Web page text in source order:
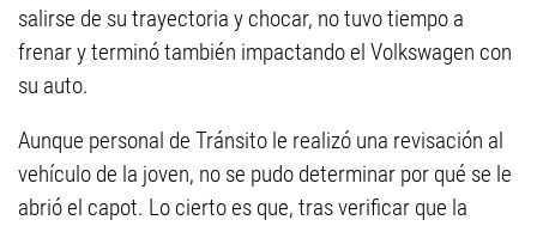
salirse de su trayectoria y chocar, no tuvo tiempo a
frenar y terminó también impactando el Volkswagen con
su auto.
Aunque personal de Tránsito le realizó una revisación al
vehículo de la joven, no se pudo determinar por qué se le
abrió el capot. Lo cierto es que, tras verificar que la